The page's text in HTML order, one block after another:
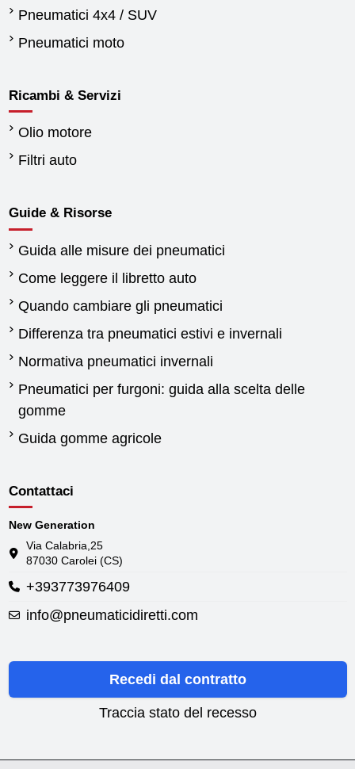
Pneumatici 4x4 / SUV
Pneumatici moto
Ricambi & Servizi
Olio motore
Filtri auto
Guide & Risorse
Guida alle misure dei pneumatici
Come leggere il libretto auto
Quando cambiare gli pneumatici
Differenza tra pneumatici estivi e invernali
Normativa pneumatici invernali
Pneumatici per furgoni: guida alla scelta delle
gomme
Guida gomme agricole
Contattaci
New Generation
Via Calabria,25
87030 Carolei (CS)
+393773976409
info@pneumaticidiretti.com
Recedi dal contratto
Traccia stato del recesso